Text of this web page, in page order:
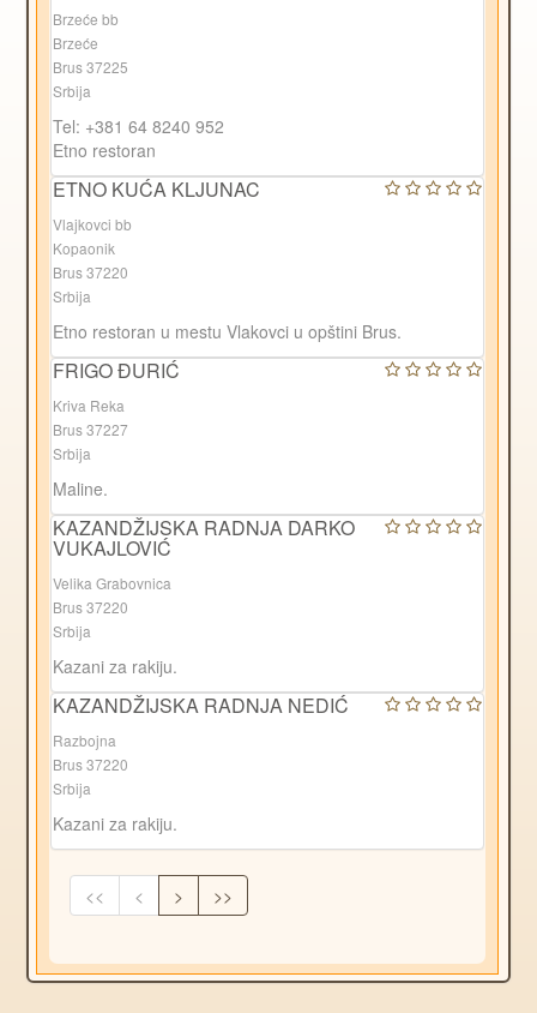
Brzeće bb
Brzeće
Brus 37225
Srbija
Tel: +381 64 8240 952
Etno restoran
ETNO KUĆA KLJUNAC
Vlajkovci bb
Kopaonik
Brus 37220
Srbija
Etno restoran u mestu Vlakovci u opštini Brus.
FRIGO ĐURIĆ
Kriva Reka
Brus 37227
Srbija
Maline.
KAZANDŽIJSKA RADNJA DARKO
VUKAJLOVIĆ
Velika Grabovnica
Brus 37220
Srbija
Kazani za rakiju.
KAZANDŽIJSKA RADNJA NEDIĆ
Razbojna
Brus 37220
Srbija
Kazani za rakiju.
<< < > >>